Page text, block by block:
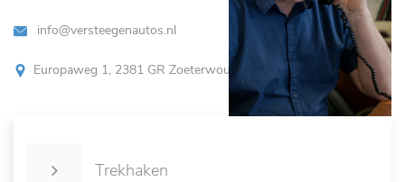
info@versteegenautos.nl
Europaweg 1, 2381 GR Zoeterwoude
Trekhaken